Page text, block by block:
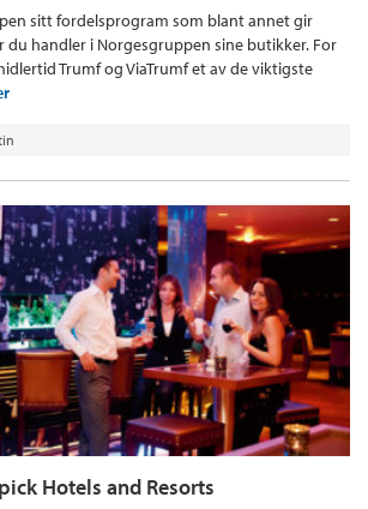
sitt fordelsprogram som blant annet gir
du handler i Norgesgruppen sine butikker. For
Trumf og ViaTrumf et av de viktigste
Hotels and Resorts